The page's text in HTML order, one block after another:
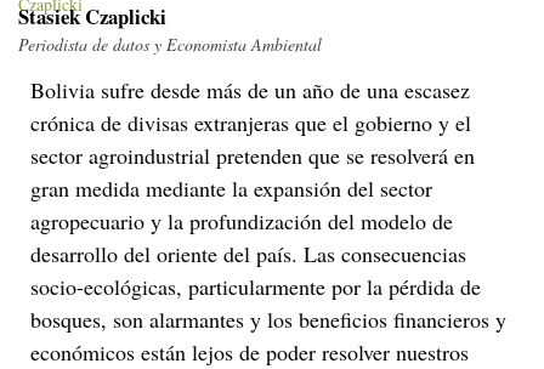
Stasiek Czaplicki
Periodista de datos y Economista Ambiental
Bolivia sufre desde más de un año de una escasez
crónica de divisas extranjeras que el gobierno y el
sector agroindustrial pretenden que se resolverá en
gran medida mediante la expansión del sector
agropecuario y la profundización del modelo de
desarrollo del oriente del país. Las consecuencias
socio-ecológicas, particularmente por la pérdida de
bosques, son alarmantes y los beneficios financieros y
económicos están lejos de poder resolver nuestros